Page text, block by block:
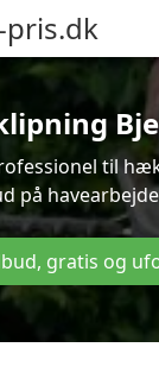
til
på
gratis og